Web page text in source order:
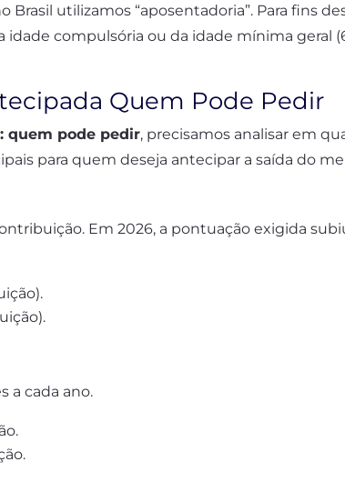
utilizamos “aposentadoria”. Para fins
compulsória ou da idade mínima geral
Quem Pode Pedir
quem pode pedir, precisamos analisar em
para quem deseja antecipar a saída do
Em 2026, a pontuação exigida
a cada ano.